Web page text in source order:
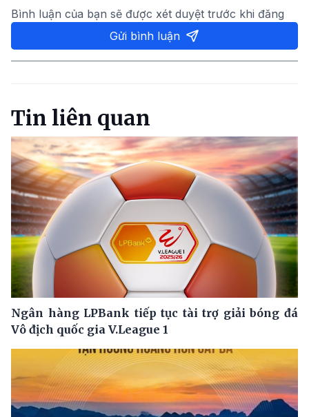
Bình luận của bạn sẽ được xét duyệt trước khi đăng
Gửi bình luận
Tin liên quan
Ngân hàng LPBank tiếp tục tài trợ giải bóng đá
Vô địch quốc gia V.League 1